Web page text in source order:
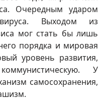
Очередным ударом
Выходом из
мог стать бы лишь
порядка и мировая
уровень развития,
У
самосохранения,